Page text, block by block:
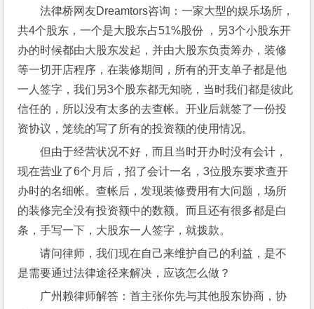
法律桥网友Dreamtors咨询：一家大型的娱乐场所，
共4个股东，一个是大股东占51%股份 ，另3个小股东开
办的时候都由大股东发起，并由大股东负责筹办，装修
等一切开店程序，在装修期间，所有的开支单子都是他
一人签字，我们另3个股东都无知晓，当时我们都是彼此
信任的，所以没有太多的去查帐。开业后就签了一份投
资协议，笼统的写了所有的投资额的使用情况。
但由于经营状况不好，而且当时开办时没有会计，
现在营业了6个月后，招了会计一名，3位股东要求查开
办时的名细帐。查帐后，发现装修费用有大问题，场所
的装修完全没有投资额中的数额。而且还有很多都是白
条，手写一下，大股东一人签字，就拨款。
请问律师，我们现在自己来维护自己的利益，是不
是需要通过法律途径来解决，应该怎么做？
广州赖律师解答：首主张你先与其他股东协商，协